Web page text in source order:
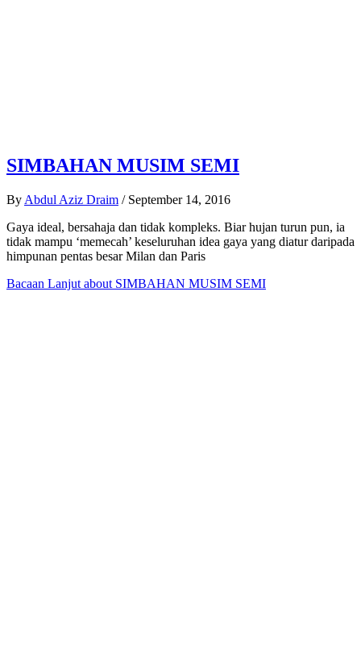
SIMBAHAN MUSIM SEMI
By Abdul Aziz Draim / September 14, 2016
Gaya ideal, bersahaja dan tidak kompleks. Biar hujan turun pun, ia
tidak mampu ‘memecah’ keseluruhan idea gaya yang diatur daripada
himpunan pentas besar Milan dan Paris
Bacaan Lanjut about SIMBAHAN MUSIM SEMI